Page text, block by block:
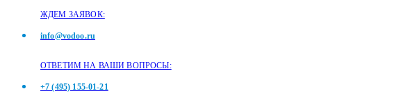
ЖДЕМ ЗАЯВОК:
info@vodoo.ru
ОТВЕТИМ НА ВАШИ ВОПРОСЫ:
+7 (495) 155-01-21